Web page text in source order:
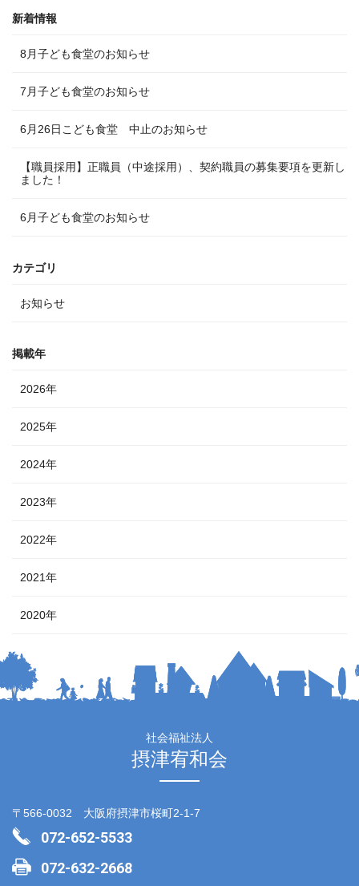
新着情報
8月子ども食堂のお知らせ
7月子ども食堂のお知らせ
6月26日こども食堂 中止のお知らせ
【職員採用】正職員（中途採用）、契約職員の募集要項を更新し
ました！
6月子ども食堂のお知らせ
カテゴリ
お知らせ
掲載年
2026年
2025年
2024年
2023年
2022年
2021年
2020年
社会福祉法人
摂津宥和会
〒566-0032 大阪府摂津市桜町2-1-7
072-652-5533
072-632-2668